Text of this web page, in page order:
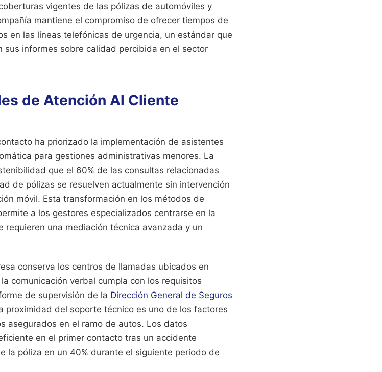
vigentes de las pólizas de automóviles y
mantiene el compromiso de ofrecer tiempos de
en las líneas telefónicas de urgencia, un estándar que
sus informes sobre calidad percibida en el sector
de Atención Al Cliente
ha priorizado la implementación de asistentes
para gestiones administrativas menores. La
que el 60% de las consultas relacionadas
de pólizas se resuelven actualmente sin intervención
móvil. Esta transformación en los métodos de
a los gestores especializados centrarse en la
requieren una mediación técnica avanzada y un
conserva los centros de llamadas ubicados en
comunicación verbal cumpla con los requisitos
de supervisión de la Dirección General de Seguros
proximidad del soporte técnico es uno de los factores
asegurados en el ramo de autos. Los datos
en el primer contacto tras un accidente
la póliza en un 40% durante el siguiente periodo de